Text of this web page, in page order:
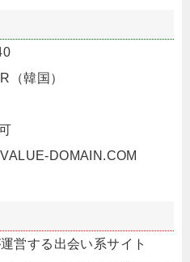
（韓国）
DOMAIN.COM
営する出会い系サイト